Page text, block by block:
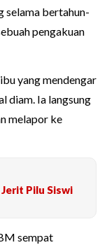
selama bertahun-
pengakuan
yang mendengar
diam. Ia langsung
melapor ke
Pilu Siswi
sempat